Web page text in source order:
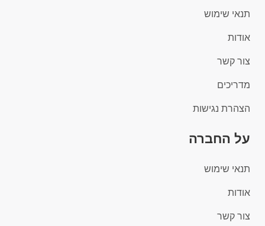
תנאי שימוש
אודות
צור קשר
מדריכים
הצהרת נגישות
על החברה
תנאי שימוש
אודות
צור קשר